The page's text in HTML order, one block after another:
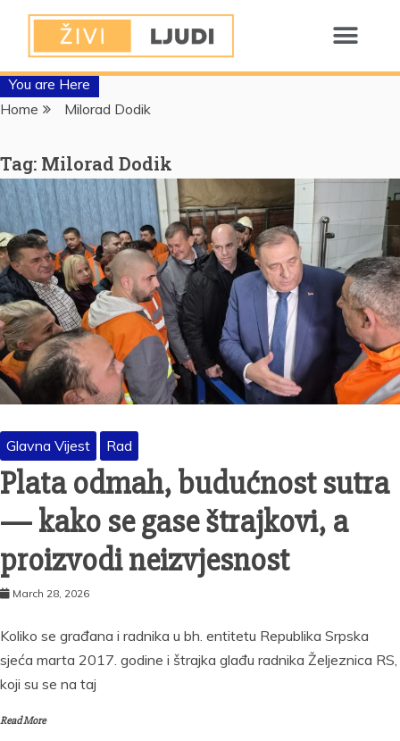
You are Here
Home
Milorad Dodik
Tag: Milorad Dodik
Glavna Vijest Rad
Plata odmah, budućnost sutra
— kako se gase štrajkovi, a
proizvodi neizvjesnost
March 28, 2026
Koliko se građana i radnika u bh. entitetu Republika Srpska
sjeća marta 2017. godine i štrajka glađu radnika Željeznica RS,
koji su se na taj
Read More